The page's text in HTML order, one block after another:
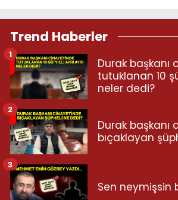
Trend Haberler
Durak başkanı
tutuklanan 10
neler dedi?
1
Durak başkanı
bıçaklayan
2
Sen neymişsin
3